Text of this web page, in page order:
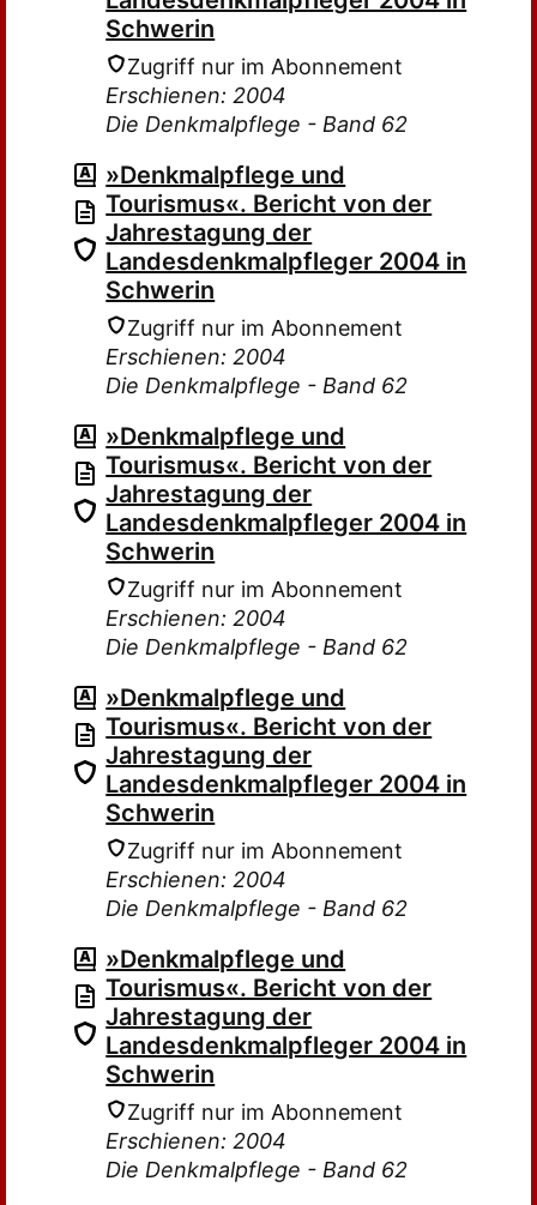
Schwerin
Zugriff nur im Abonnement
Erschienen: 2004
Die Denkmalpflege - Band 62
»Denkmalpflege und
Tourismus«. Bericht von der
Jahrestagung der
Landesdenkmalpfleger 2004 in
Schwerin
Zugriff nur im Abonnement
Erschienen: 2004
Die Denkmalpflege - Band 62
»Denkmalpflege und
Tourismus«. Bericht von der
Jahrestagung der
Landesdenkmalpfleger 2004 in
Schwerin
Zugriff nur im Abonnement
Erschienen: 2004
Die Denkmalpflege - Band 62
»Denkmalpflege und
Tourismus«. Bericht von der
Jahrestagung der
Landesdenkmalpfleger 2004 in
Schwerin
Zugriff nur im Abonnement
Erschienen: 2004
Die Denkmalpflege - Band 62
»Denkmalpflege und
Tourismus«. Bericht von der
Jahrestagung der
Landesdenkmalpfleger 2004 in
Schwerin
Zugriff nur im Abonnement
Erschienen: 2004
Die Denkmalpflege - Band 62